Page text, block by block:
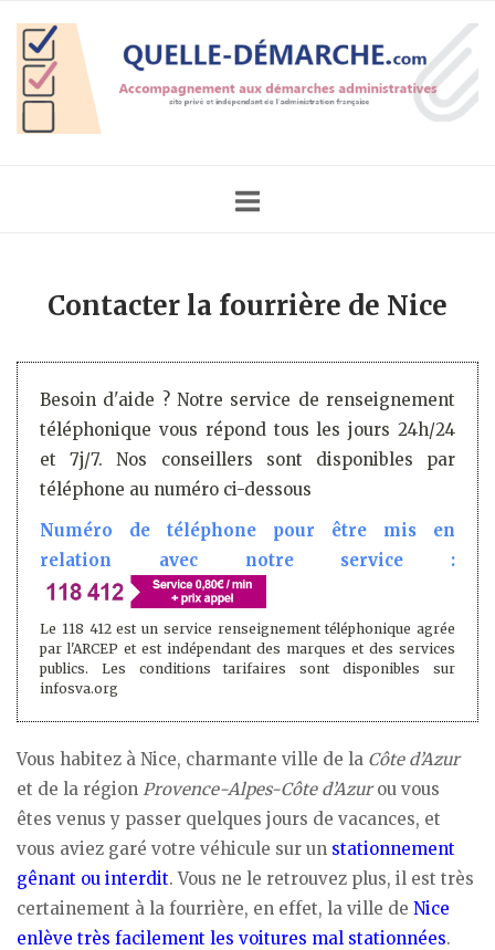
content
Home
Contacter la fourrière de Nice
Besoin d'aide ? Notre service de renseignement
téléphonique vous répond tous les jours 24h/24
et 7j/7. Nos conseillers sont disponibles par
téléphone au numéro ci-dessous
Numéro de téléphone pour être mis en
relation avec notre service :
Le 118 412 est un service renseignement téléphonique agrée
par l'ARCEP et est indépendant des marques et des services
publics. Les conditions tarifaires sont disponibles sur
infosva.org
Vous habitez à Nice, charmante ville de la Côte d’Azur
et de la région Provence-Alpes-Côte d’Azurou vous
êtes venus y passer quelques jours de vacances, et
vous aviez garé votre véhicule sur un stationnement
gênant ou interdit. Vous ne le retrouvez plus, il est très
certainement à la fourrière, en effet, la ville de Nice
enlève très facilement les voitures mal stationnées.